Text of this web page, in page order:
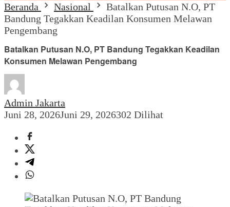
Beranda
Nasional
Batalkan Putusan N.O, PT
Bandung Tegakkan Keadilan Konsumen Melawan
Pengembang
Batalkan Putusan N.O, PT Bandung Tegakkan Keadilan
Konsumen Melawan Pengembang
Admin Jakarta
Juni 28, 2026Juni 29, 2026302 Dilihat